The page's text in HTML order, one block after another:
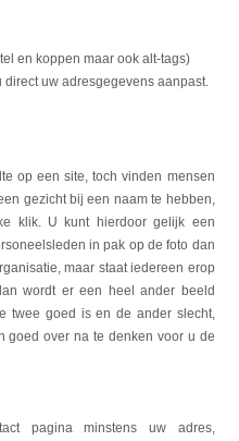
en koppen maar ook alt-tags)
uw adresgegevens aanpast.
op een site, toch vinden mensen
gezicht bij een naam te hebben,
klik. U kunt hierdoor gelijk een
in pak op de foto dan
maar staat iedereen erop
wordt er een heel ander beeld
twee goed is en de ander slecht,
goed over na te denken voor u de
pagina minstens uw adres,